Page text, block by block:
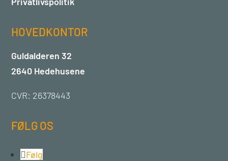
HOVEDKONTOR
Guldalderen 32
2640 Hedehusene
CVR: 26378443
FØLG OS
Følg